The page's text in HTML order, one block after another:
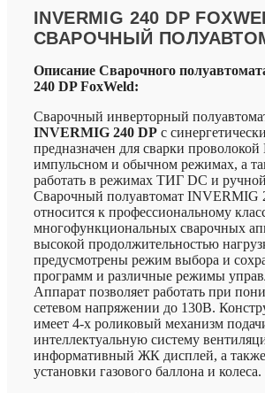
INVERMIG 240 DP
СВАРОЧНЫЙ
Описание Сварочного
240 DP FoxWeld:
Сварочный инверторный
INVERMIG 240 DP с
предназначен для сварки
импульсном и обычном режимах, а
работать в режимах ТИГ DC и
Сварочный полуавтомат INVERMIG
относится к профессиональному
многофункциональных сварочных
высокой продолжительностью
предусмотрены режим выбора и
программ и различные режимы
Аппарат позволяет работать при
сетевом напряжении до 130В.
имеет 4-х роликовый механизм
интеллектуальную систему
информативный ЖК дисплей, а
установки газового баллона и колеса.